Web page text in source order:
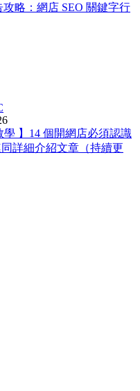
攻略：網店 SEO 關鍵字行
學 】14 個開網店必須認識
詳細介紹文章（持續更